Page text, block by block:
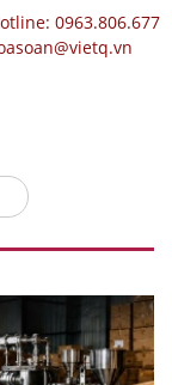
0963.806.677